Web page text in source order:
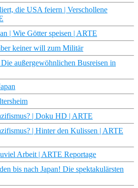
die USA feiern | Verschollene
| Wie Götter speisen | ARTE
keiner will zum Militär
außergewöhnlichen Busreisen in
| Doku HD | ARTE
| Hinter den Kulissen | ARTE
Arbeit | ARTE Reportage
bis nach Japan! Die spektakulärsten